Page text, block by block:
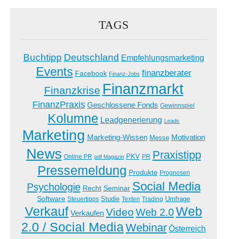
TAGS
Buchtipp Deutschland Empfehlungsmarketing
Events Facebook Finanz-Jobs finanzberater
Finanzkrise Finanzmarkt
FinanzPraxis Geschlossene Fonds Gewinnspiel
Kolumne Leadgenerierung Leads
Marketing Marketing-Wissen Messe Motivation
News Online PR pdf Magazin PKV PR Praxistipp
Pressemeldung Produkte Prognosen
Psychologie Recht Seminar Social Media
Software Steuertipps Studie Texten Trading Umfrage
Verkauf Verkaufen Video Web 2.0Web
2.0 / Social MediaWebinar Österreich